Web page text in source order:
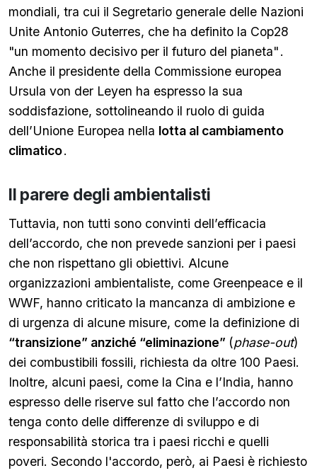
mondiali, tra cui il Segretario generale delle Nazioni
Unite Antonio Guterres, che ha definito la Cop28
"un momento decisivo per il futuro del pianeta".
Anche il presidente della Commissione europea
Ursula von der Leyen ha espresso la sua
soddisfazione, sottolineando il ruolo di guida
dell’Unione Europea nella lotta al cambiamento
climatico.
Il parere degli ambientalisti
Tuttavia, non tutti sono convinti dell’efficacia
dell’accordo, che non prevede sanzioni per i paesi
che non rispettano gli obiettivi. Alcune
organizzazioni ambientaliste, come Greenpeace e il
WWF, hanno criticato la mancanza di ambizione e
di urgenza di alcune misure, come la definizione di
“transizione” anziché “eliminazione” (phase-out)
dei combustibili fossili, richiesta da oltre 100 Paesi.
Inoltre, alcuni paesi, come la Cina e l’India, hanno
espresso delle riserve sul fatto che l’accordo non
tenga conto delle differenze di sviluppo e di
responsabilità storica tra i paesi ricchi e quelli
poveri. Secondo l'accordo, però, ai Paesi è richiesto